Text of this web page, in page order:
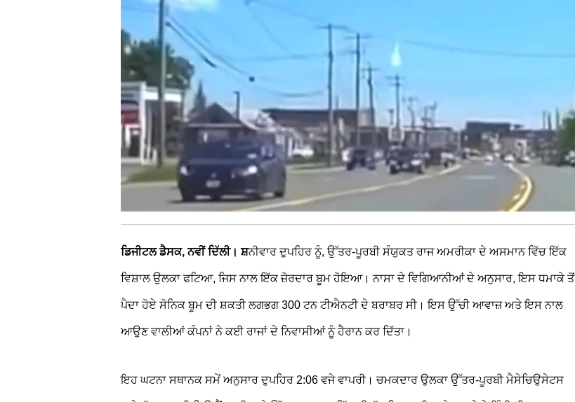
ਡਿਜੀਟਲ ਡੈਸਕ, ਨਵੀਂ ਦਿੱਲੀ। ਸ਼ਨੀਵਾਰ ਦੁਪਹਿਰ ਨੂੰ, ਉੱਤਰ-ਪੂਰਬੀ ਸੰਯੁਕਤ ਰਾਜ ਅਮਰੀਕਾ ਦੇ ਅਸਮਾਨ ਵਿੱਚ ਇੱਕ
ਵਿਸ਼ਾਲ ਉਲਕਾ ਫਟਿਆ, ਜਿਸ ਨਾਲ ਇੱਕ ਜ਼ੋਰਦਾਰ ਬੂਮ ਹੋਇਆ। ਨਾਸਾ ਦੇ ਵਿਗਿਆਨੀਆਂ ਦੇ ਅਨੁਸਾਰ, ਇਸ ਧਮਾਕੇ ਤੋਂ
ਪੈਦਾ ਹੋਏ ਸੋਨਿਕ ਬੂਮ ਦੀ ਸ਼ਕਤੀ ਲਗਭਗ 300 ਟਨ ਟੀਐਨਟੀ ਦੇ ਬਰਾਬਰ ਸੀ। ਇਸ ਉੱਚੀ ਆਵਾਜ਼ ਅਤੇ ਇਸ ਨਾਲ
ਆਉਣ ਵਾਲੀਆਂ ਕੰਪਨਾਂ ਨੇ ਕਈ ਰਾਜਾਂ ਦੇ ਨਿਵਾਸੀਆਂ ਨੂੰ ਹੈਰਾਨ ਕਰ ਦਿੱਤਾ।
ਇਹ ਘਟਨਾ ਸਥਾਨਕ ਸਮੇਂ ਅਨੁਸਾਰ ਦੁਪਹਿਰ 2:06 ਵਜੇ ਵਾਪਰੀ। ਚਮਕਦਾਰ ਉਲਕਾ ਉੱਤਰ-ਪੂਰਬੀ ਮੈਸੇਚਿਉਸੇਟਸ